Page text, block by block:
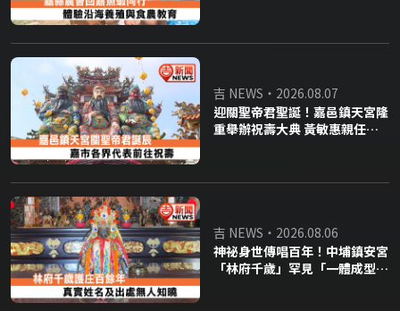
吉 NEWS・2026.08.07
迎關聖帝君聖誕！嘉邑鎮天宮隆
重舉辦祝壽大典 黃敏惠親任主
吉 NEWS・2026.08.06
神祕身世傳唱百年！中埔鎮安宮
「林府千歲」罕見「一體成型」